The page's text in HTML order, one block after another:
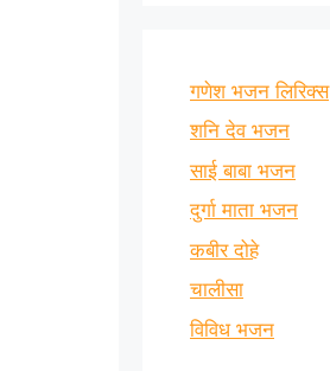
गणेश भजन लिरिक्स
शनि देव भजन
साई बाबा भजन
दुर्गा माता भजन
कबीर दोहे
चालीसा
विविध भजन